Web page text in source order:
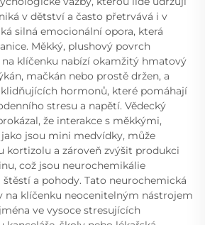
v dětství a často přetrvává i v
silná emocionální opora, která
Měkký, plushový povrch
klíčenku nabízí okamžitý hmatový
mačkán nebo prostě držen, a
hormonů, které pomáhají
stresu a napětí. Vědecký
že interakce s měkkými,
jsou mini medvídky, může
kortizolu a zároveň zvýšit produkci
což jsou neurochemikálie
a pohody. Tato neurochemická
na klíčenku neocenitelným nástrojem
ve vysoce stresujících